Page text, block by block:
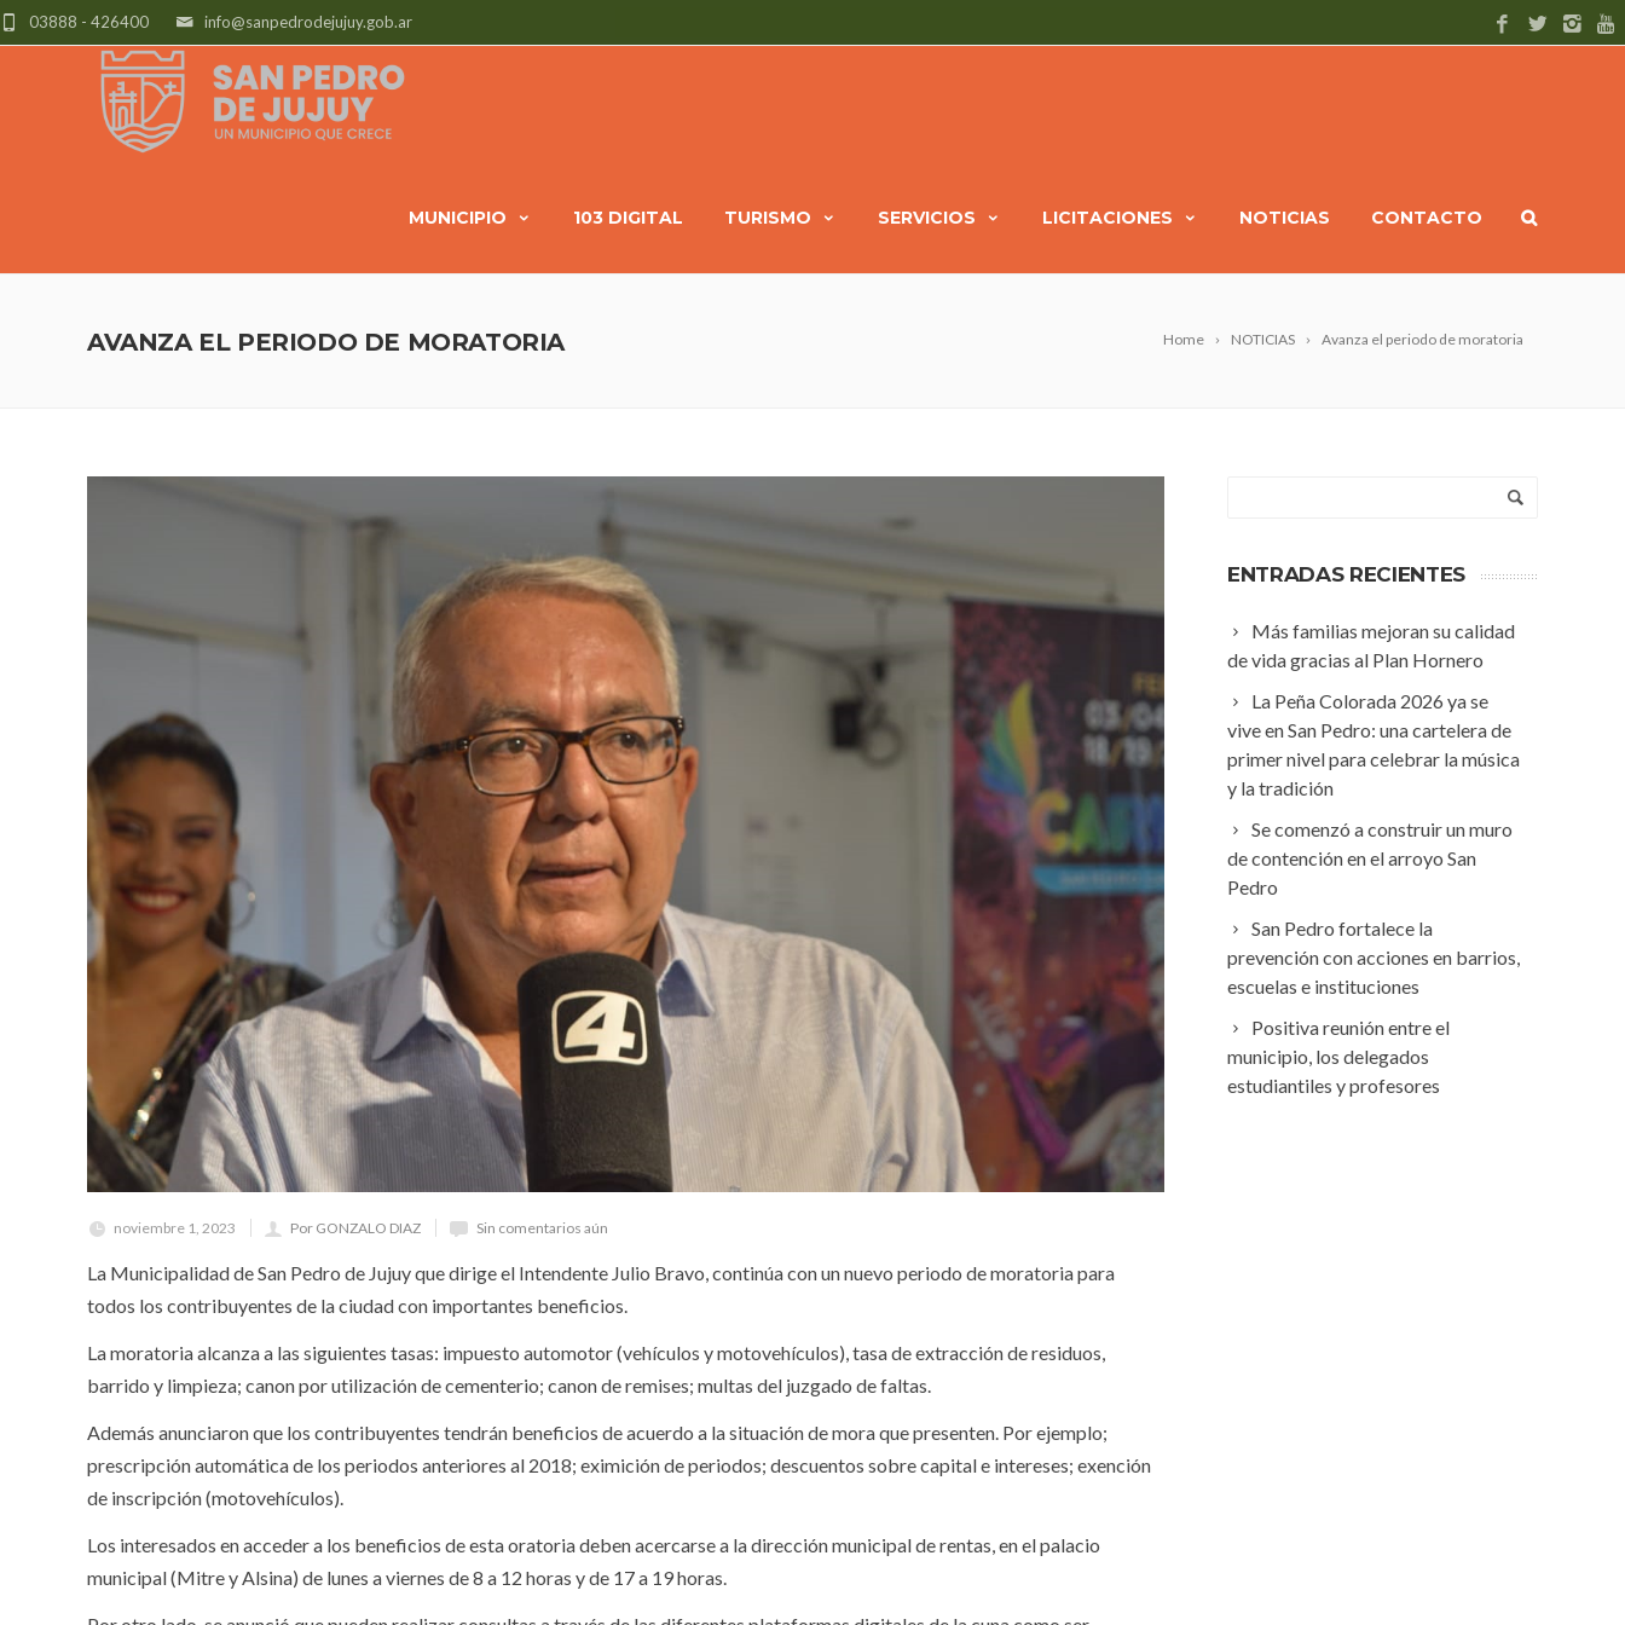
info@sanpedrodejujuy.gob.ar
03888 - 426400
MUNICIPIO 103 DIGITAL TURISMO SERVICIOS LICITACIONES NOTICIAS CONTACTO
Home NOTICIAS Avanza el periodo de moratoria
AVANZA EL PERIODO DE MORATORIA
noviembre 1, 2023 Por GONZALO DIAZ Sin comentarios aún
La Municipalidad de San Pedro de Jujuy que dirige el Intendente Julio Bravo, continúa con un nuevo periodo de moratoria para
todos los contribuyentes de la ciudad con importantes beneficios.
La moratoria alcanza a las siguientes tasas: impuesto automotor (vehículos y motovehículos), tasa de extracción de residuos,
barrido y limpieza; canon por utilización de cementerio; canon de remises; multas del juzgado de faltas.
Además anunciaron que los contribuyentes tendrán beneficios de acuerdo a la situación de mora que presenten. Por ejemplo;
prescripción automática de los periodos anteriores al 2018; eximición de periodos; descuentos sobre capital e intereses; exención
de inscripción (motovehículos).
Los interesados en acceder a los beneficios de esta oratoria deben acercarse a la dirección municipal de rentas, en el palacio
municipal (Mitre y Alsina) de lunes a viernes de 8 a 12 horas y de 17 a 19 horas.
ENTRADAS RECIENTES
Más familias mejoran su calidad
de vida gracias al Plan Hornero
La Peña Colorada 2026 ya se
vive en San Pedro: una cartelera de
primer nivel para celebrar la música
y la tradición
Se comenzó a construir un muro
de contención en el arroyo San
Pedro
San Pedro fortalece la
prevención con acciones en barrios,
escuelas e instituciones
Positiva reunión entre el
municipio, los delegados
estudiantiles y profesores